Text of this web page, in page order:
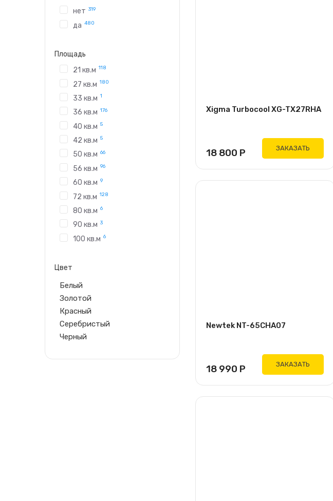
Xigma Turbocool XG-TX27RHA
18 800 Р ЗАКАЗАТЬ
Newtek NT-65CHA07
18 990 Р ЗАКАЗАТЬ
нет 319
да 480
Площадь
21 кв.м 118
27 кв.м 180
33 кв.м 1
36 кв.м 176
40 кв.м 5
42 кв.м 5
50 кв.м 66
56 кв.м 96
60 кв.м 9
72 кв.м 128
80 кв.м 6
90 кв.м 3
100 кв.м 6
Цвет
Белый
Золотой
Красный
Серебристый
Черный